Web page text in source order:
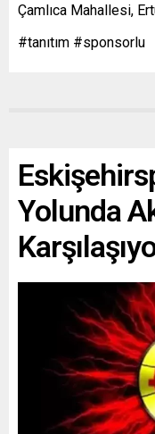
Çamlıca Mahallesi,
#tanıtım #sponsorlu
Yolunda